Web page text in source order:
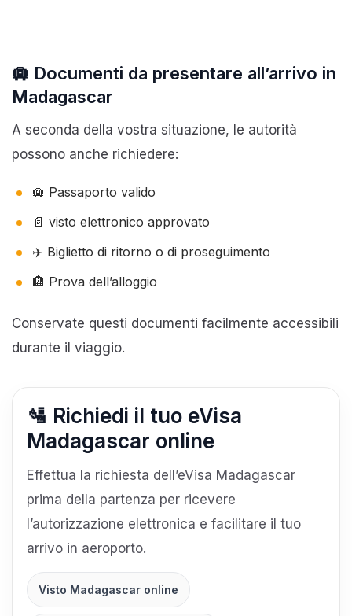
🛄 Documenti da presentare all’arrivo in
Madagascar
A seconda della vostra situazione, le autorità
possono anche richiedere:
🛄 Passaporto valido
📄 visto elettronico approvato
✈️ Biglietto di ritorno o di proseguimento
🏨 Prova dell’alloggio
Conservate questi documenti facilmente accessibili
durante il viaggio.
🛂 Richiedi il tuo eVisa
Madagascar online
Effettua la richiesta dell’eVisa Madagascar
prima della partenza per ricevere
l’autorizzazione elettronica e facilitare il tuo
arrivo in aeroporto.
Visto Madagascar online